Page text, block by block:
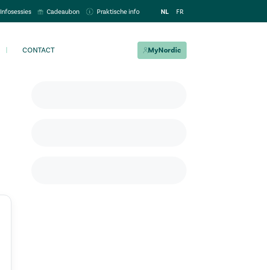
Infosessies Cadeaubon Praktische info NL FR
CONTACT MyNordic